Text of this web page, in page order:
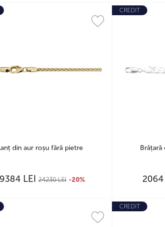
din aur roșu fără pietre
LEI 24230LEI -20%
CREDIT
Brățară
2064
CREDIT